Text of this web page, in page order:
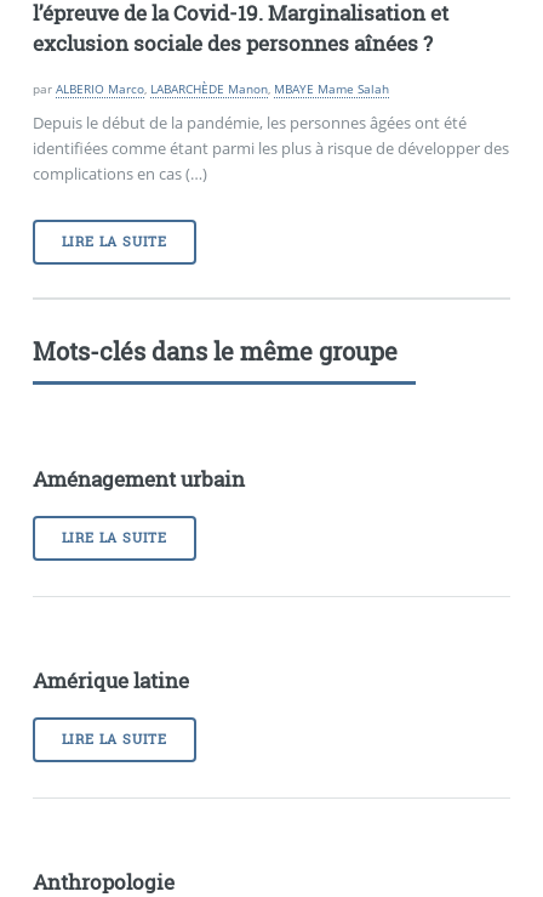
l’épreuve de la Covid-19. Marginalisation et
exclusion sociale des personnes aînées?
par ALBERIO Marco, LABARCHÈDE Manon, MBAYE Mame Salah
Depuis le début de la pandémie, les personnes âgées ont été
identifiées comme étant parmi les plus à risque de développer des
complications en cas (…)
LIRE LA SUITE
Mots-clés dans le même groupe
Aménagement urbain
LIRE LA SUITE
Amérique latine
LIRE LA SUITE
Anthropologie